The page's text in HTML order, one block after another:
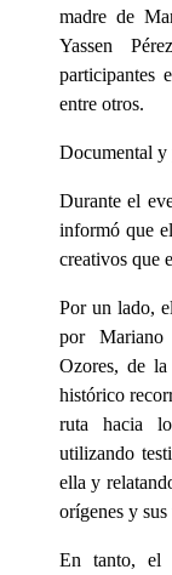
madre de
Yassen
participantes
entre otros.
Documental y
Durante el
informó que
creativos que
Por un lado,
por
Ozores, de
histórico
ruta hacia
utilizando
ella y
orígenes y
En tanto, el